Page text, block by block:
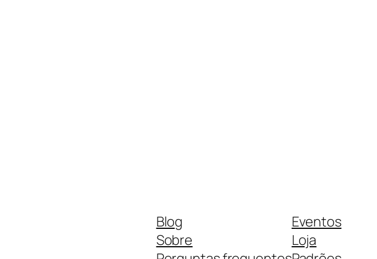
Blog
Sobre
Eventos
Loja